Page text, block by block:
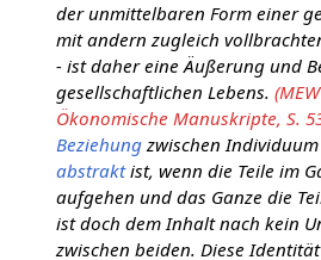
der unmittelbaren Form einer
mit andern zugleich
- ist daher eine Äußerung und
gesellschaftlichen Lebens.
Ökonomische Manuskripte, S.
Beziehungzwischen
abstraktist, wenn die Teile im
aufgehen und das Ganze die
ist doch dem Inhalt nach kein
zwischen beiden. Diese